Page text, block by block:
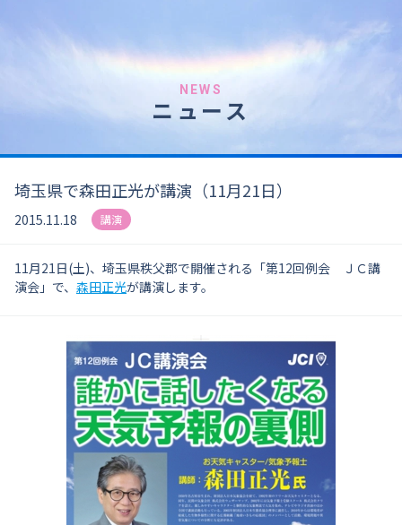
NEWS
ニュース
埼玉県で森田正光が講演（11月21日）
2015.11.18 講演
11月21日(土)、埼玉県秩父郡で開催される「第12回例会 ＪＣ講
演会」で、 森田正光が講演します。